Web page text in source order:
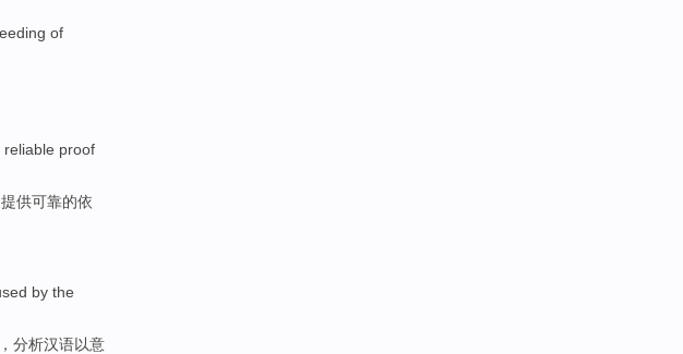
of
reliable proof
供可靠的依
by the
，分析汉语以意